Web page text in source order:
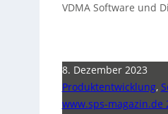
VDMA Software und
8. Dezember 2023
Produktentwicklung,
www.sps-magazin.de